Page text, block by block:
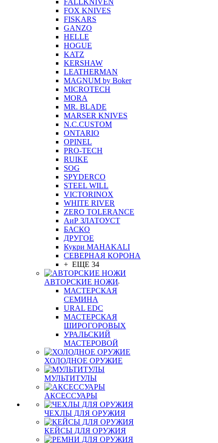
FALLKNIVEN
FOX KNIVES
FISKARS
GANZO
HELLE
HOGUE
KATZ
KERSHAW
LEATHERMAN
MAGNUM by Boker
MICROTECH
MORA
MR. BLADE
MARSER KNIVES
N.C.CUSTOM
ONTARIO
OPINEL
PRO-TECH
RUIKE
SOG
SPYDERCO
STEEL WILL
VICTORINOX
WHITE RIVER
ZERO TOLERANCE
АиР ЗЛАТОУСТ
БАСКО
ДРУГОЕ
Кукри MAHAKALI
СЕВЕРНАЯ КОРОНА
+ ЕЩЕ 34
АВТОРСКИЕ НОЖИ
МАСТЕРСКАЯ
СЕМИНА
URAL EDC
МАСТЕРСКАЯ
ШИРОГОРОВЫХ
УРАЛЬСКИЙ
МАСТЕРОВОЙ
ХОЛОДНОЕ ОРУЖИЕ
МУЛЬТИТУЛЫ
АКСЕССУАРЫ
ЧЕХЛЫ ДЛЯ ОРУЖИЯ
КЕЙСЫ ДЛЯ ОРУЖИЯ